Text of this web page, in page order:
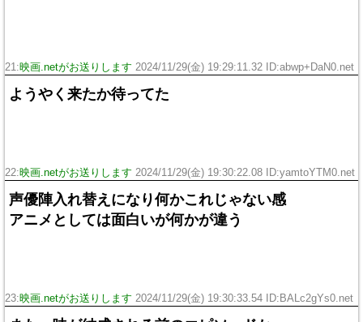
21:映画.netがお送りします 2024/11/29(金) 19:29:11.32 ID:abwp+DaN0.net
ようやく来たか待ってた
22:映画.netがお送りします 2024/11/29(金) 19:30:22.08 ID:yamtoYTM0.net
声優陣入れ替えになり何かこれじゃない感
アニメとしては面白いが何かが違う
23:映画.netがお送りします 2024/11/29(金) 19:30:33.54 ID:BALc2gYs0.net